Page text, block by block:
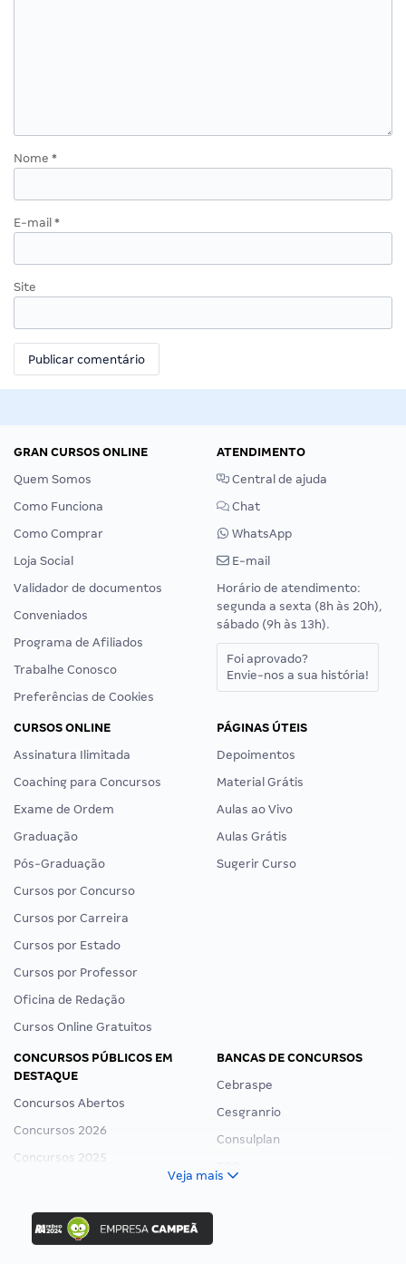
Nome *
E-mail *
Site
GRAN CURSOS ONLINE
Quem Somos
Como Funciona
Como Comprar
Loja Social
Validador de documentos
Conveniados
Programa de Afiliados
Trabalhe Conosco
Preferências de Cookies
ATENDIMENTO
Central de ajuda
Chat
WhatsApp
E-mail
Horário de atendimento:
segunda a sexta (8h às 20h),
sábado (9h às 13h).
Foi aprovado?
Envie-nos a sua história!
CURSOS ONLINE
Assinatura Ilimitada
Coaching para Concursos
Exame de Ordem
Graduação
Pós-Graduação
Cursos por Concurso
Cursos por Carreira
Cursos por Estado
Cursos por Professor
Oficina de Redação
Cursos Online Gratuitos
PÁGINAS ÚTEIS
Depoimentos
Material Grátis
Aulas ao Vivo
Aulas Grátis
Sugerir Curso
CONCURSOS PÚBLICOS EM
DESTAQUE
Concursos Abertos
Concursos 2026
Concursos 2025
Concurso Ibama
Concurso MPU
BANCAS DE CONCURSOS
Cebraspe
Cesgranrio
Consulplan
Veja mais